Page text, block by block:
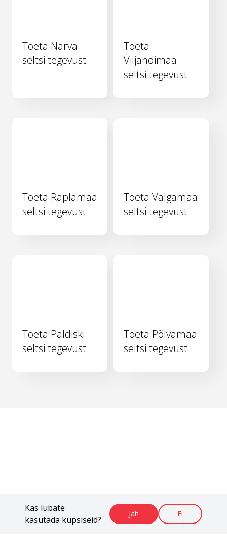
Kas lubate
kasutada küpsiseid?
Jah Ei
Toeta Narva
seltsi tegevust
Toeta
Viljandimaa
seltsi tegevust
Toeta Raplamaa
seltsi tegevust
Toeta Valgamaa
seltsi tegevust
Toeta Paldiski
seltsi tegevust
Toeta Põlvamaa
seltsi tegevust